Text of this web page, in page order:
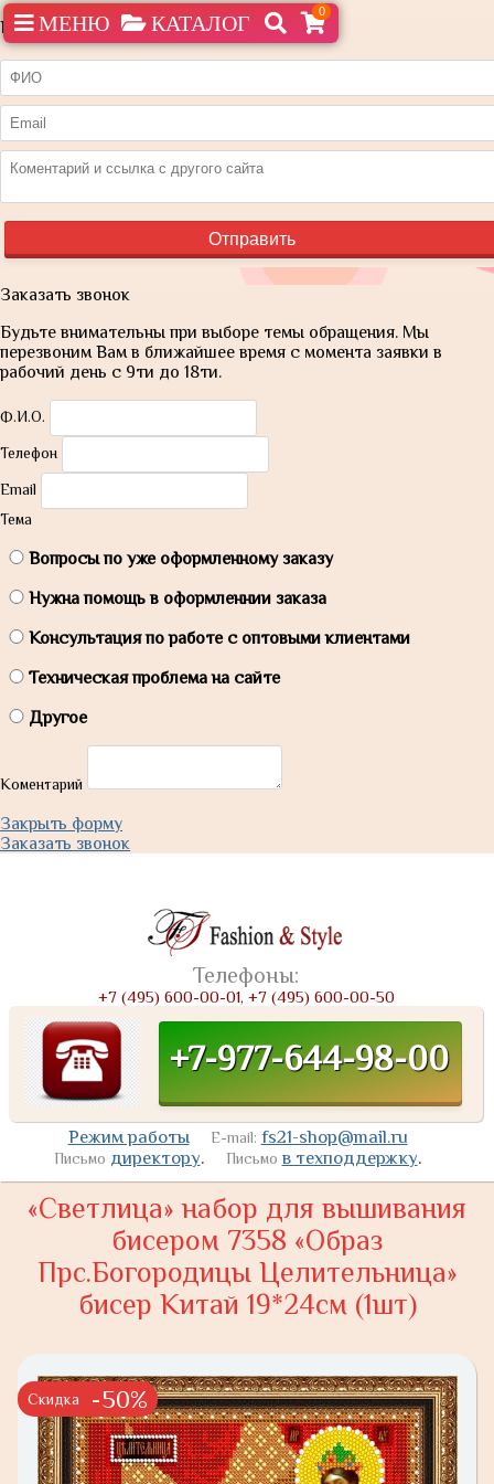
Нашли дешевле?
Заказать звонок
Будьте внимательны при выборе темы обращения. Мы
перезвоним Вам в ближайшее время с момента заявки в
рабочий день с 9ти до 18ти.
Ф.И.О.
Телефон
Email
Тема
Вопросы по уже оформленному заказу
Нужна помощь в оформленнии заказа
Консультация по работе с оптовыми клиентами
Техническая проблема на сайте
Другое
Коментарий
Закрыть форму
Заказать звонок
МЕНЮ КАТАЛОГ 0
Телефоны:
+7 (495) 600-00-01, +7 (495) 600-00-50
+7-977-644-98-00
Режим работы E-mail: fs21-shop@mail.ru
Письмо директору. Письмо в техподдержку.
«Светлица» набор для вышивания
бисером 7358 «Образ
Прс.Богородицы Целительница»
бисер Китай 19*24см (1шт)
Скидка -50%